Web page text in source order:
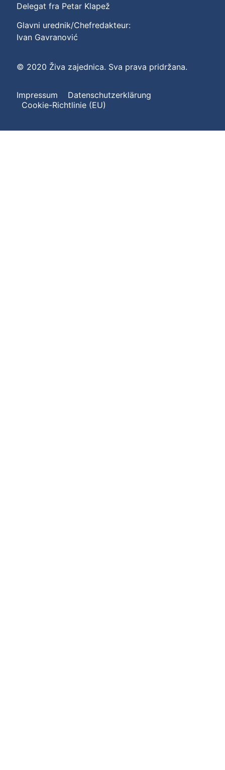
Delegat fra Petar Klapež
Glavni urednik/Chefredakteur:
Ivan Gavranović
© 2020 Živa zajednica. Sva prava pridržana.
Impressum
Datenschutzerklärung
Cookie-Richtlinie (EU)